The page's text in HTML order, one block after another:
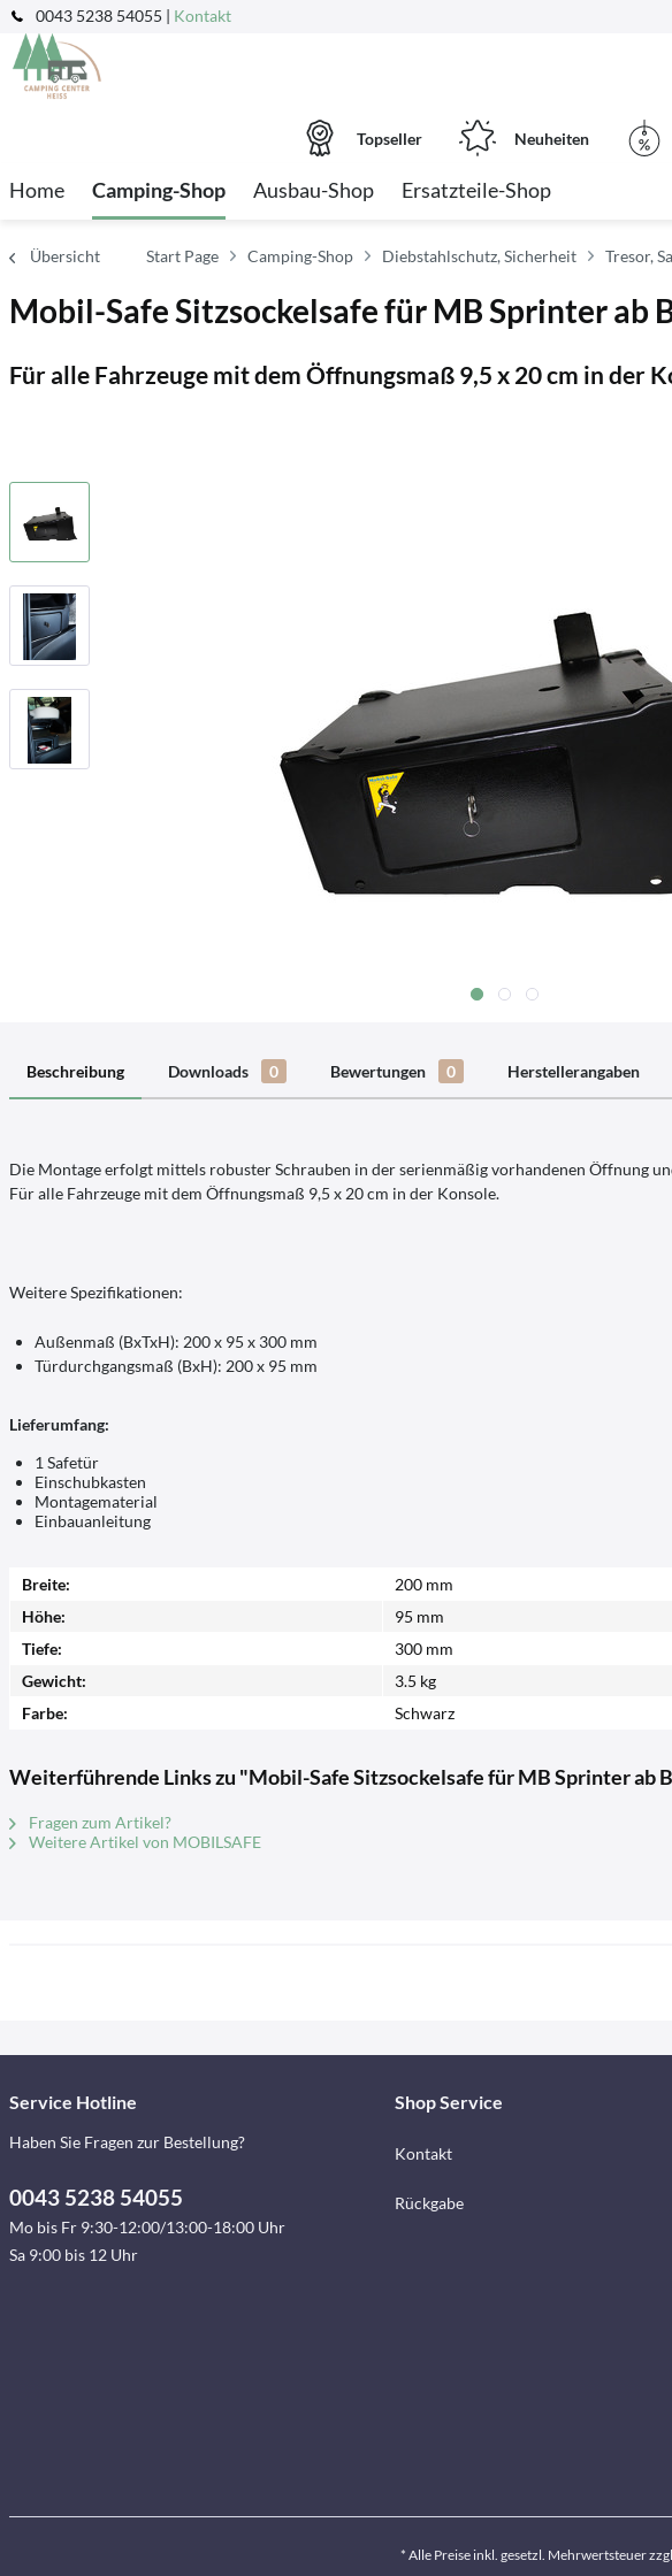
0043 5238 54055 | Kontakt
Topseller Neuheiten
Home Camping-Shop Ausbau-Shop Ersatzteile-Shop
Übersicht Start Page Camping-Shop Diebstahlschutz, Sicherheit Tresor,
Mobil-Safe Sitzsockelsafe für MB Sprinter ab
Für alle Fahrzeuge mit dem Öffnungsmaß 9,5 x 20 cm in der
Beschreibung Downloads 0 Bewertungen 0 Herstellerangaben
Die Montage erfolgt mittels robuster Schrauben in der serienmäßig vorhandenen Öffnung
Für alle Fahrzeuge mit dem Öffnungsmaß 9,5 x 20 cm in der Konsole.
Weitere Spezifikationen:
Außenmaß (BxTxH): 200 x 95 x 300 mm
Türdurchgangsmaß (BxH): 200 x 95 mm
Lieferumfang:
1 Safetür
Einschubkasten
Montagematerial
Einbauanleitung
Breite:
200 mm
Höhe:
95 mm
Tiefe:
300 mm
Gewicht:
3.5 kg
Farbe:
Schwarz
Weiterführende Links zu "Mobil-Safe Sitzsockelsafe für MB Sprinter ab
Fragen zum Artikel?
Weitere Artikel von MOBILSAFE
Service Hotline
Haben Sie Fragen zur Bestellung?
0043 5238 54055
Mo bis Fr 9:30-12:00/13:00-18:00 Uhr
Sa 9:00 bis 12 Uhr
Shop Service
Kontakt
Rückgabe
* Alle Preise inkl. gesetzl. Mehrwertsteuer